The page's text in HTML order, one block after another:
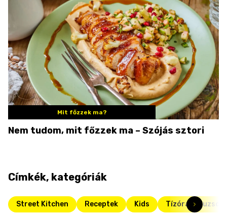
Mit főzzek ma?
Nem tudom, mit főzzek ma – Szójás sztori
Címkék, kategóriák
Street Kitchen Receptek Kids Tízórai és